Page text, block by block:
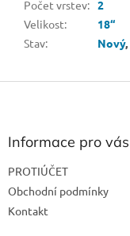
Počet vrstev: 2
Velikost:
18“
Stav: Nový,
Z
Informace pro vás
PROTIÚČET
Obchodní podmínky
Kontakt